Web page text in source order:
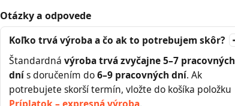
Otázky a odpovede
Koľko trvá výroba a čo ak to potrebujem skôr?
Štandardná výroba trvá zvyčajne 5–7 pracovných
dnís doručením do6–9 pracovných dní. Ak
potrebujete skorší termín, vložte do košíka položku